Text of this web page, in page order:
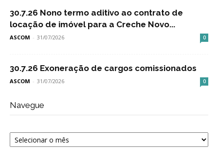
30.7.26 Nono termo aditivo ao contrato de
locação de imóvel para a Creche Novo...
ASCOM - 31/07/2026 0
30.7.26 Exoneração de cargos comissionados
ASCOM - 31/07/2026 0
Navegue
Navegue